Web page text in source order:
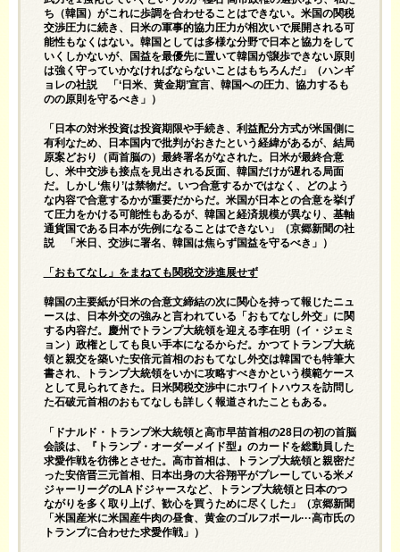
ち（韓国）がこれに歩調を合わせることはできない。米国の関税
交渉圧力に続き、日米の軍事的協力圧力が相次いで展開される可
能性もなくはない。韓国としては多様な分野で日本と協力をして
いくしかないが、国益を最優先に置いて韓国が譲歩できない原則
は強く守っていかなければならないことはもちろんだ」（ハンギ
ョレの社説 「‘日米、黄金期’宣言、韓国への圧力、協力するも
のの原則を守るべき」）
「日本の対米投資は投資期限や手続き、利益配分方式が米国側に
有利なため、日本国内で批判がおきたという経緯があるが、結局
原案どおり（両首脳の）最終署名がなされた。日米が最終合意
し、米中交渉も接点を見出される反面、韓国だけが遅れる局面
だ。しかし‘焦り’は禁物だ。いつ合意するかではなく、どのよう
な内容で合意するかが重要だからだ。米国が日本との合意を挙げ
て圧力をかける可能性もあるが、韓国と経済規模が異なり、基軸
通貨国である日本が先例になることはできない」（京郷新聞の社
説 「米日、交渉に署名、韓国は焦らず国益を守るべき」）
「おもてなし」をまねても関税交渉進展せず
韓国の主要紙が日米の合意文締結の次に関心を持って報じたニュ
ースは、日本外交の強みと言われている「おもてなし外交」に関
する内容だ。慶州でトランプ大統領を迎える李在明（イ・ジェミ
ョン）政権としても良い手本になるからだ。かつてトランプ大統
領と親交を築いた安倍元首相のおもてなし外交は韓国でも特筆大
書され、トランプ大統領をいかに攻略すべきかという模範ケース
として見られてきた。日米関税交渉中にホワイトハウスを訪問し
た石破元首相のおもてなしも詳しく報道されたこともある。
「ドナルド・トランプ米大統領と高市早苗首相の28日の初の首脳
会談は、『トランプ・オーダーメイド型』のカードを総動員した
求愛作戦を彷彿とさせた。高市首相は、トランプ大統領と親密だ
った安倍晋三元首相、日本出身の大谷翔平がプレーしている米メ
ジャーリーグのLAドジャースなど、トランプ大統領と日本のつ
ながりを多く取り上げ、歓心を買うために尽くした」（京郷新聞
「米国産米に米国産牛肉の昼食、黄金のゴルフボール···高市氏の
トランプに合わせた求愛作戦」）